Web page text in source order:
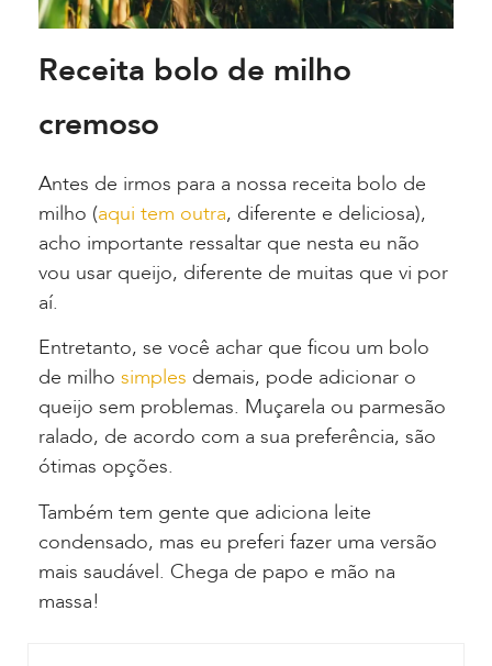
Receita bolo de milho
cremoso
Antes de irmos para a nossa receita bolo de
milho (aqui tem outra, diferente e deliciosa),
acho importante ressaltar que nesta eu não
vou usar queijo, diferente de muitas que vi por
aí.
Entretanto, se você achar que ficou um bolo
de milho simples demais, pode adicionar o
queijo sem problemas. Muçarela ou parmesão
ralado, de acordo com a sua preferência, são
ótimas opções.
Também tem gente que adiciona leite
condensado, mas eu preferi fazer uma versão
mais saudável. Chega de papo e mão na
massa!